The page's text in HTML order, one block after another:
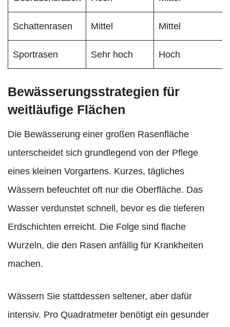
Schattenrasen Mittel Mittel
Sportrasen Sehr hoch Hoch
Bewässerungsstrategien für
weitläufige Flächen
Die Bewässerung einer großen Rasenfläche
unterscheidet sich grundlegend von der Pflege
eines kleinen Vorgartens. Kurzes, tägliches
Wässern befeuchtet oft nur die Oberfläche. Das
Wasser verdunstet schnell, bevor es die tieferen
Erdschichten erreicht. Die Folge sind flache
Wurzeln, die den Rasen anfällig für Krankheiten
machen.
Wässern Sie stattdessen seltener, aber dafür
intensiv. Pro Quadratmeter benötigt ein gesunder